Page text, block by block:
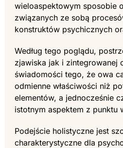
wieloaspektowym sposobie
związanych ze sobą
konstruktów psychicznych
Według tego poglądu,
zjawiska jak i zintegrowanej
świadomości tego, że owa
odmienne właściwości niż
elementów, a jednocześnie
istotnym aspektem z punktu
Podejście holistyczne jest
charakterystyczne dla